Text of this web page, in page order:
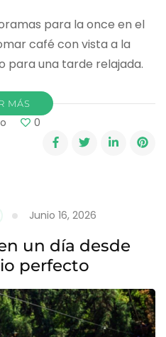
para la once en el
café con vista a la
para una tarde relajada.
MÁS
0
Junio 16, 2026
un día desde
perfecto